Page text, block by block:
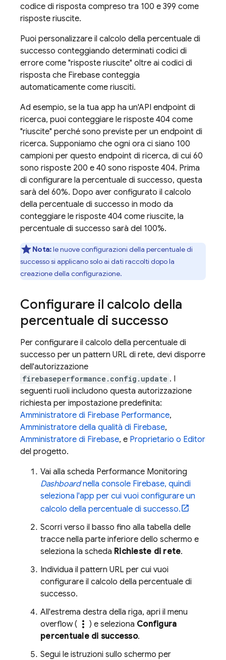
codice di risposta compreso tra 100 e 399 come
risposte riuscite.
Puoi personalizzare il calcolo della percentuale di
successo conteggiando determinati codici di
errore come "risposte riuscite" oltre ai codici di
risposta che Firebase conteggia
automaticamente come riusciti.
Ad esempio, se la tua app ha un'API endpoint di
ricerca, puoi conteggiare le risposte 404 come
"riuscite" perché sono previste per un endpoint di
ricerca. Supponiamo che ogni ora ci siano 100
campioni per questo endpoint di ricerca, di cui 60
sono risposte 200 e 40 sono risposte 404. Prima
di configurare la percentuale di successo, questa
sarà del 60%. Dopo aver configurato il calcolo
della percentuale di successo in modo da
conteggiare le risposte 404 come riuscite, la
percentuale di successo sarà del 100%.
Nota:le nuove configurazioni della percentuale di
successo si applicano solo ai dati raccolti dopo la
creazione della configurazione.
Configurare il calcolo della
percentuale di successo
Per configurare il calcolo della percentuale di
successo per un pattern URL di rete, devi disporre
dell'autorizzazione
firebaseperformance.config.update . I
seguenti ruoli includono questa autorizzazione
richiesta per impostazione predefinita:
Amministratore di Firebase Performance,
Amministratore della qualità di Firebase,
Amministratore di Firebase, e Proprietario o Editor
del progetto.
Vai alla scheda Performance Monitoring
Dashboardnella console Firebase, quindi
seleziona l'app per cui vuoi configurare un
calcolo della percentuale di successo.
Scorri verso il basso fino alla tabella delle
tracce nella parte inferiore dello schermo e
seleziona la scheda Richieste di rete.
Individua il pattern URL per cui vuoi
configurare il calcolo della percentuale di
successo.
All'estrema destra della riga, apri il menu
overflow ( more_vert ) e seleziona Configura
percentuale di successo.
Segui le istruzioni sullo schermo per